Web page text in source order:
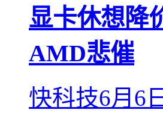
显卡休想降
AMD悲催
快科技6月6